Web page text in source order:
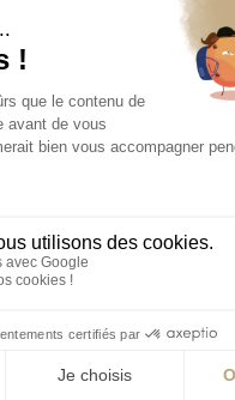
d'actius: SL
societat holding i
andorrana per si sola no
una situació
Constitueix la
de capital i herències
consideració específica.